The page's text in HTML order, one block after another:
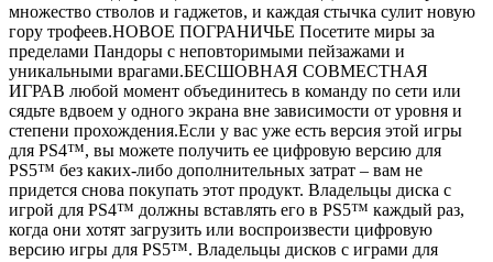
множество стволов и гаджетов, и каждая стычка сулит новую
гору трофеев.НОВОЕ ПОГРАНИЧЬЕ Посетите миры за
пределами Пандоры с неповторимыми пейзажами и
уникальными врагами.БЕСШОВНАЯ СОВМЕСТНАЯ
ИГРАВ любой момент объединитесь в команду по сети или
сядьте вдвоем у одного экрана вне зависимости от уровня и
степени прохождения.Если у вас уже есть версия этой игры
для PS4™, вы можете получить ее цифровую версию для
PS5™ без каких-либо дополнительных затрат – вам не
придется снова покупать этот продукт. Владельцы диска с
игрой для PS4™ должны вставлять его в PS5™ каждый раз,
когда они хотят загрузить или воспроизвести цифровую
версию игры для PS5™. Владельцы дисков с играми для